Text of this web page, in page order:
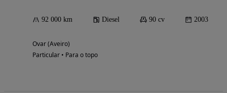
92 000 km Diesel 90 cv 2003
Ovar (Aveiro)
Particular • Para o topo